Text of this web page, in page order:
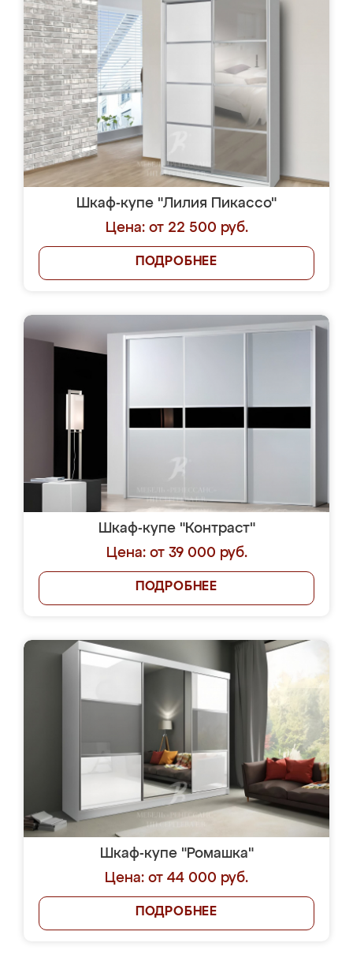
Шкаф-купе "Лилия Пикассо"
Цена: от 22 500 руб.
ПОДРОБНЕЕ
Шкаф-купе "Контраст"
Цена: от 39 000 руб.
ПОДРОБНЕЕ
Шкаф-купе "Ромашка"
Цена: от 44 000 руб.
ПОДРОБНЕЕ